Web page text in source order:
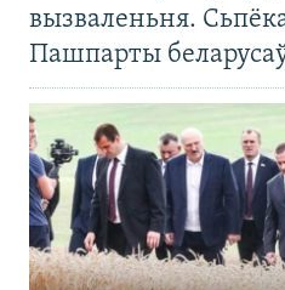
вызваленьня.
Пашпарты